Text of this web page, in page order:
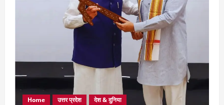
Home उत्तर प्रदेश देश & दुनिया